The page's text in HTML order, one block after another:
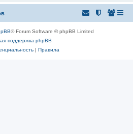
® Forum Software © phpBB Limited
поддержка phpBB
| Правила